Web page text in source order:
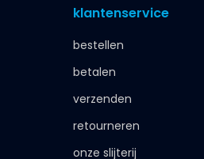
klantenservice
bestellen
betalen
verzenden
retourneren
onze slijterij